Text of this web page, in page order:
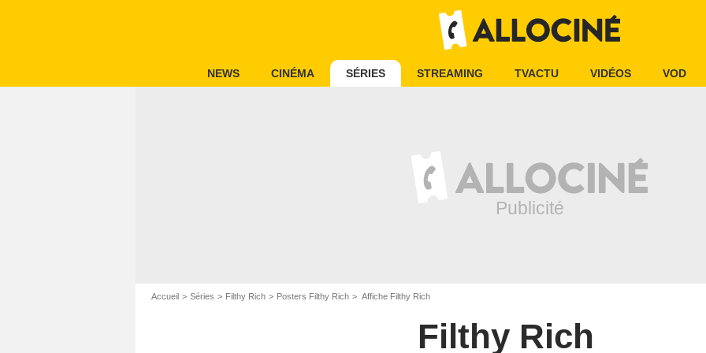
NEWS CINÉMA SÉRIES STREAMING TVACTU VIDÉOS VOD
Accueil Séries Filthy Rich Posters Filthy Rich Affiche Filthy Rich
Filthy Rich